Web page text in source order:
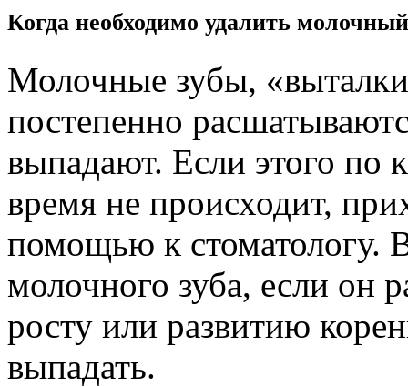
Когда необходимо удалить
Молочные зубы,
постепенно
выпадают. Если этого по
время не происходит,
помощью к стоматологу.
молочного зуба, если он
росту или развитию
выпадать.